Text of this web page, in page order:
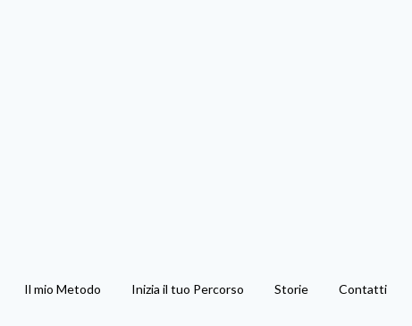
Il mio Metodo Inizia il tuo Percorso Storie Contatti